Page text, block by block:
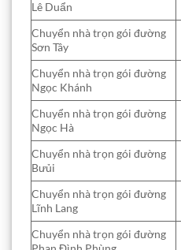
Lê Duẩn
Chuyển nhà trọn gói đường
Sơn Tây
Chuyển nhà trọn gói đường
Ngọc Khánh
Chuyển nhà trọn gói đường
Ngọc Hà
Chuyển nhà trọn gói đường
Bưủi
Chuyển nhà trọn gói đường
Lĩnh Lang
Chuyển nhà trọn gói đường